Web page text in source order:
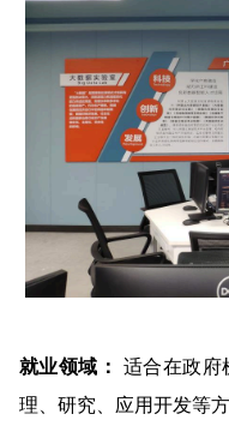
就业领域：
适合在政府
理、研究、应用开发等